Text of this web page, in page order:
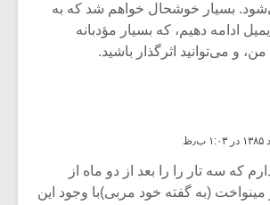
بسیار خوشحال خواهم شد که به
ادامه دهیم، که بسیار مؤدبانه
و می‌توانید اثرگذار باشید.
که سه تار را را بعد از دو ماه از
(به گفته خود مربی)با وجود این